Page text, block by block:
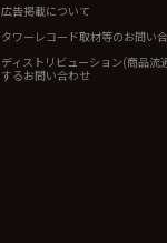
広告掲載について
タワーレコード取材等のお問い
ディストリビューション(商品流
するお問い合わせ